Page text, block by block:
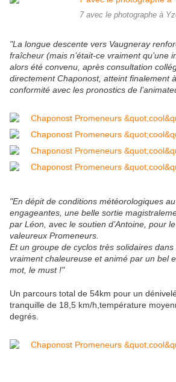
7 avec le photographe à
"La longue descente vers Vaugneray
fraîcheur (mais n’était-ce vraiment qu’une
alors été convenu, après consultation
directement Chaponost, atteint finalement
conformité avec les pronostics de
"En dépit de conditions météorologiques
engageantes, une belle sortie
par Léon, avec le soutien d’Antoine, pour
valeureux Promeneurs.
Et un groupe de cyclos très solidaires
vraiment chaleureuse et animé par un bel
mot, le must !"
Un parcours total de 54km pour un
tranquille de 18,5 km/h,température
degrés.